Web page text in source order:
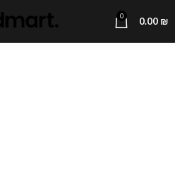
0 0.00 ₪